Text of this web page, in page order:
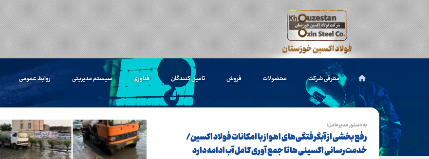
معرفی شرکت محصولات فروش تامین کنندگان فناوری سیستم مدیریتی روابط عمومی
به دستور مدیرعامل؛
رفع بخشی از آبگرفتگی‌های اهواز با امکانات فولاد اکسین/
خدمت‌رسانی اکسینی ها تا جمع آوری کامل آب ادامه دارد